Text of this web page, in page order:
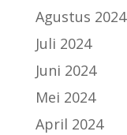
Agustus 2024
Juli 2024
Juni 2024
Mei 2024
April 2024